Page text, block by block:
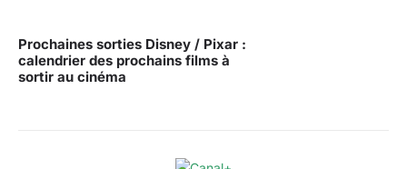
Prochaines sorties Disney / Pixar :
calendrier des prochains films à
sortir au cinéma